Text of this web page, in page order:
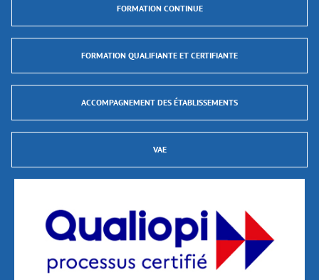
FORMATION CONTINUE
FORMATION QUALIFIANTE ET CERTIFIANTE
ACCOMPAGNEMENT DES ÉTABLISSEMENTS
VAE